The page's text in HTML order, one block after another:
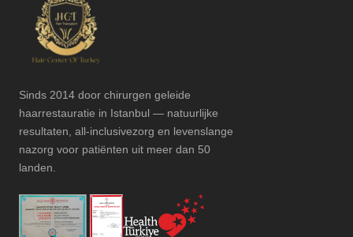
Sinds 2014 door chirurgen geleide
haarrestauratie in Istanbul — natuurlijke
resultaten, all-inclusivezorg en levenslange
nazorg voor patiënten uit meer dan 50
landen.